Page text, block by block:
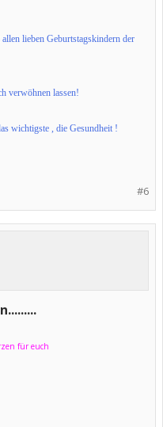
lieben Geburtstagskindern der
verwöhnen lassen!
wichtigste , die Gesundheit !
#6
für euch